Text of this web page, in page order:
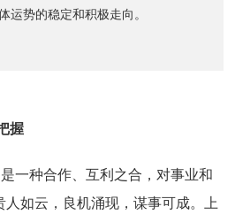
运势的稳定和积极走向。
握
一种合作、互利之合，对事业和
人如云，良机涌现，谋事可成。上